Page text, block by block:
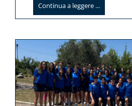
Continua a leggere ...